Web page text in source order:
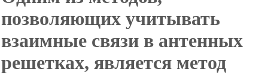
позволяющих учитывать
взаимные связи в антенных
решетках, является метод